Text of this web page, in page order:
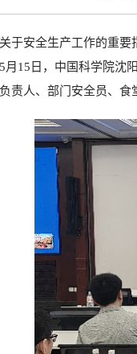
于安全生产工作的重
15日，中国科学院沈
责人、部门安全员、